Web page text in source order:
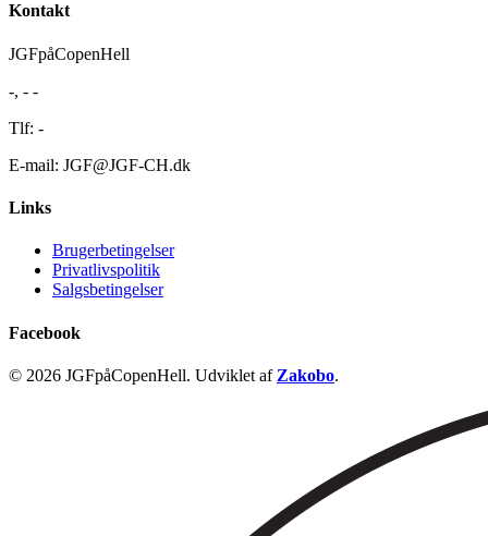
Kontakt
JGFpåCopenHell
-, - -
Tlf: -
E-mail: JGF@JGF-CH.dk
Links
Brugerbetingelser
Privatlivspolitik
Salgsbetingelser
Facebook
© 2026 JGFpåCopenHell. Udviklet af Zakobo.